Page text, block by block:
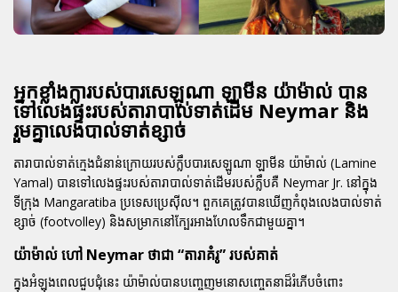
អ្នកខ្លាំងក្លារបស់បារសេឡូណា ឡាមីន យ៉ាម៉ាល់ បាន
ទៅលេងផ្ទះរបស់តារាបាល់ទាត់ដើម Neymar និង
រួមគ្នាលេងបាល់ទាត់ខ្សាច់
តារាបាល់ទាត់ក្មេងជំនាន់ក្រោយរបស់ក្លឹបបារសេឡូណា ឡាមីន យ៉ាម៉ាល់ (Lamine
Yamal) បានទៅលេងផ្ទះរបស់តារាបាល់ទាត់ដើមរបស់ក្លឹបគឺ Neymar Jr. នៅក្នុង
ទីក្រុង Mangaratiba ប្រទេសប្រេស៊ីល។ ពួកគេត្រូវបានឃើញកំពុងលេងបាល់ទាត់
ខ្សាច់ (footvolley) និងសម្រាកនៅក្បែរអាងហែលទឹកជាមួយគ្នា។
យ៉ាម៉ាល់ ហៅ Neymar ថាជា “តារាគំរូ” របស់គាត់
ក្នុងអំឡុងពេលជួបជុំនេះ យ៉ាម៉ាល់បានបញ្ចេញមនោសញ្ចេតនាដ៏រំភើបចំពោះ